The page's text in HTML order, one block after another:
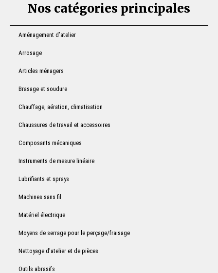
Nos catégories principales
Aménagement d’atelier
Arrosage
Articles ménagers
Brasage et soudure
Chauffage, aération, climatisation
Chaussures de travail et accessoires
Composants mécaniques
Instruments de mesure linéaire
Lubrifiants et sprays
Machines sans fil
Matériel électrique
Moyens de serrage pour le perçage/fraisage
Nettoyage d'atelier et de pièces
Outils abrasifs